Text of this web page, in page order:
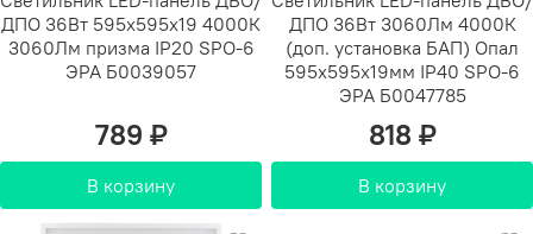
ДПО 36Вт 595х595х19 4000К
3060Лм призма IP20 SPO-6
ЭРА Б0039057
789 ₽
В корзину
ДПО 36Вт 3060Лм 4000К
(доп. установка БАП) Опал
595x595x19мм IP40 SPO-6
ЭРА Б0047785
818 ₽
В корзину